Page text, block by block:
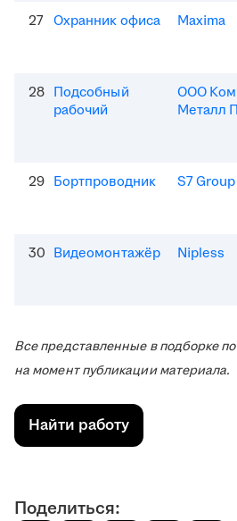
27 Охранник офиса Maxima
28 Подсобный
рабочий
ООО
Металл
29 Бортпроводник S7 Group
30 Видеомонтажёр Nipless
Все представленные в подборке
на момент публикации материала.
Найти работу
Поделиться: